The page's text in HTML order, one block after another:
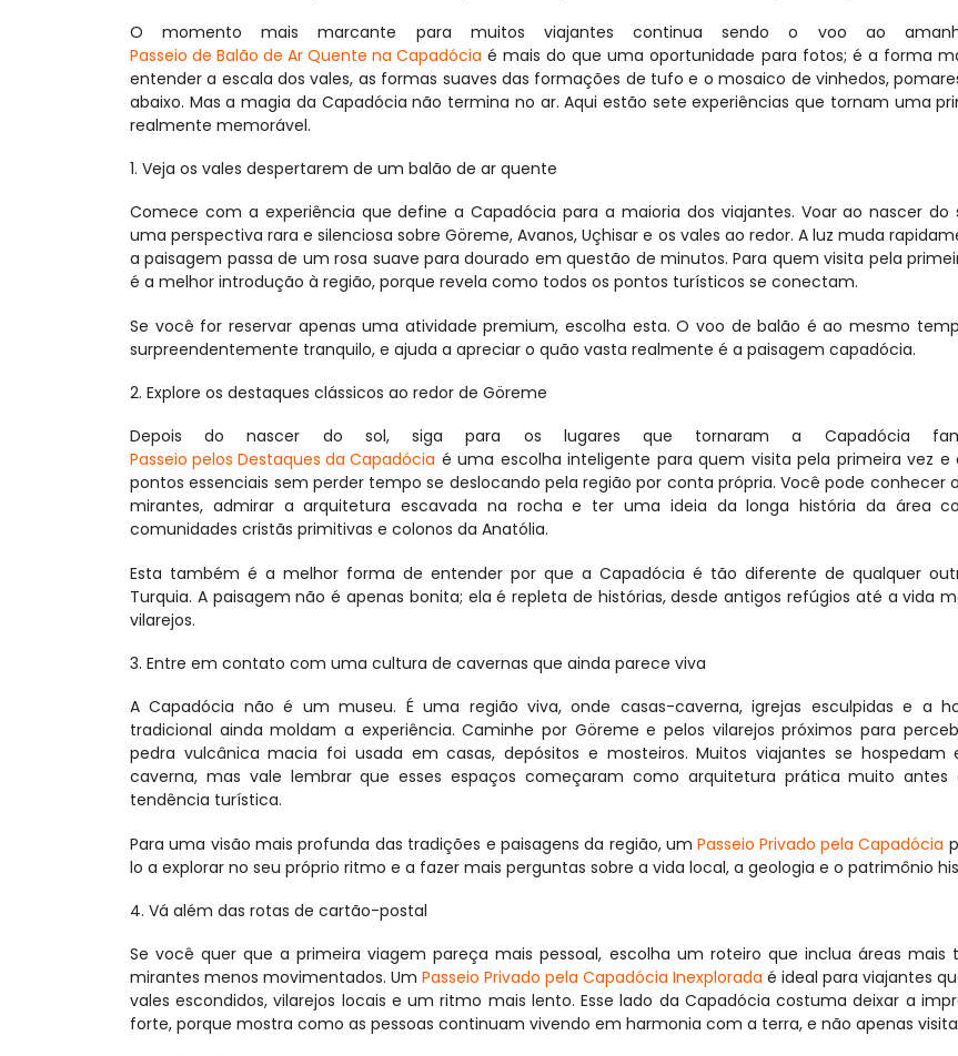
O momento mais marcante para muitos viajantes continua sendo o voo ao
Passeio de Balão de Ar Quente na Capadócia é mais do que uma oportunidade para fotos; é a forma
entender a escala dos vales, as formas suaves das formações de tufo e o mosaico de vinhedos,
abaixo. Mas a magia da Capadócia não termina no ar. Aqui estão sete experiências que tornam uma
realmente memorável.
1. Veja os vales despertarem de um balão de ar quente
Comece com a experiência que define a Capadócia para a maioria dos viajantes. Voar ao nascer do
uma perspectiva rara e silenciosa sobre Göreme, Avanos, Uçhisar e os vales ao redor. A luz muda
a paisagem passa de um rosa suave para dourado em questão de minutos. Para quem visita pela
é a melhor introdução à região, porque revela como todos os pontos turísticos se conectam.
Se você for reservar apenas uma atividade premium, escolha esta. O voo de balão é ao mesmo
surpreendentemente tranquilo, e ajuda a apreciar o quão vasta realmente é a paisagem capadócia.
2. Explore os destaques clássicos ao redor de Göreme
Depois do nascer do sol, siga para os lugares que tornaram a Capadócia
Passeio pelos Destaques da Capadócia é uma escolha inteligente para quem visita pela primeira vez e
pontos essenciais sem perder tempo se deslocando pela região por conta própria. Você pode conhecer
mirantes, admirar a arquitetura escavada na rocha e ter uma ideia da longa história da área
comunidades cristãs primitivas e colonos da Anatólia.
Esta também é a melhor forma de entender por que a Capadócia é tão diferente de qualquer
Turquia. A paisagem não é apenas bonita; ela é repleta de histórias, desde antigos refúgios até a vida
vilarejos.
3. Entre em contato com uma cultura de cavernas que ainda parece viva
A Capadócia não é um museu. É uma região viva, onde casas-caverna, igrejas esculpidas e a
tradicional ainda moldam a experiência. Caminhe por Göreme e pelos vilarejos próximos para
pedra vulcânica macia foi usada em casas, depósitos e mosteiros. Muitos viajantes se hospedam
caverna, mas vale lembrar que esses espaços começaram como arquitetura prática muito antes
tendência turística.
Para uma visão mais profunda das tradições e paisagens da região, um Passeio Privado pela Capadócia
lo a explorar no seu próprio ritmo e a fazer mais perguntas sobre a vida local, a geologia e o patrimônio
4. Vá além das rotas de cartão-postal
Se você quer que a primeira viagem pareça mais pessoal, escolha um roteiro que inclua áreas mais
mirantes menos movimentados. Um Passeio Privado pela Capadócia Inexplorada é ideal para viajantes
vales escondidos, vilarejos locais e um ritmo mais lento. Esse lado da Capadócia costuma deixar a
forte, porque mostra como as pessoas continuam vivendo em harmonia com a terra, e não apenas